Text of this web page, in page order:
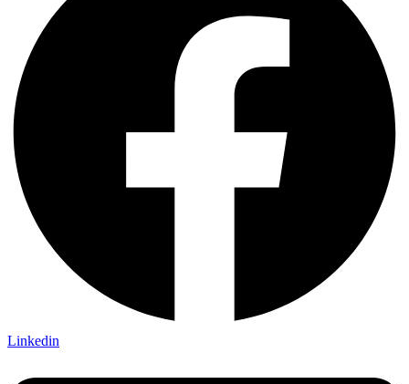
Linkedin